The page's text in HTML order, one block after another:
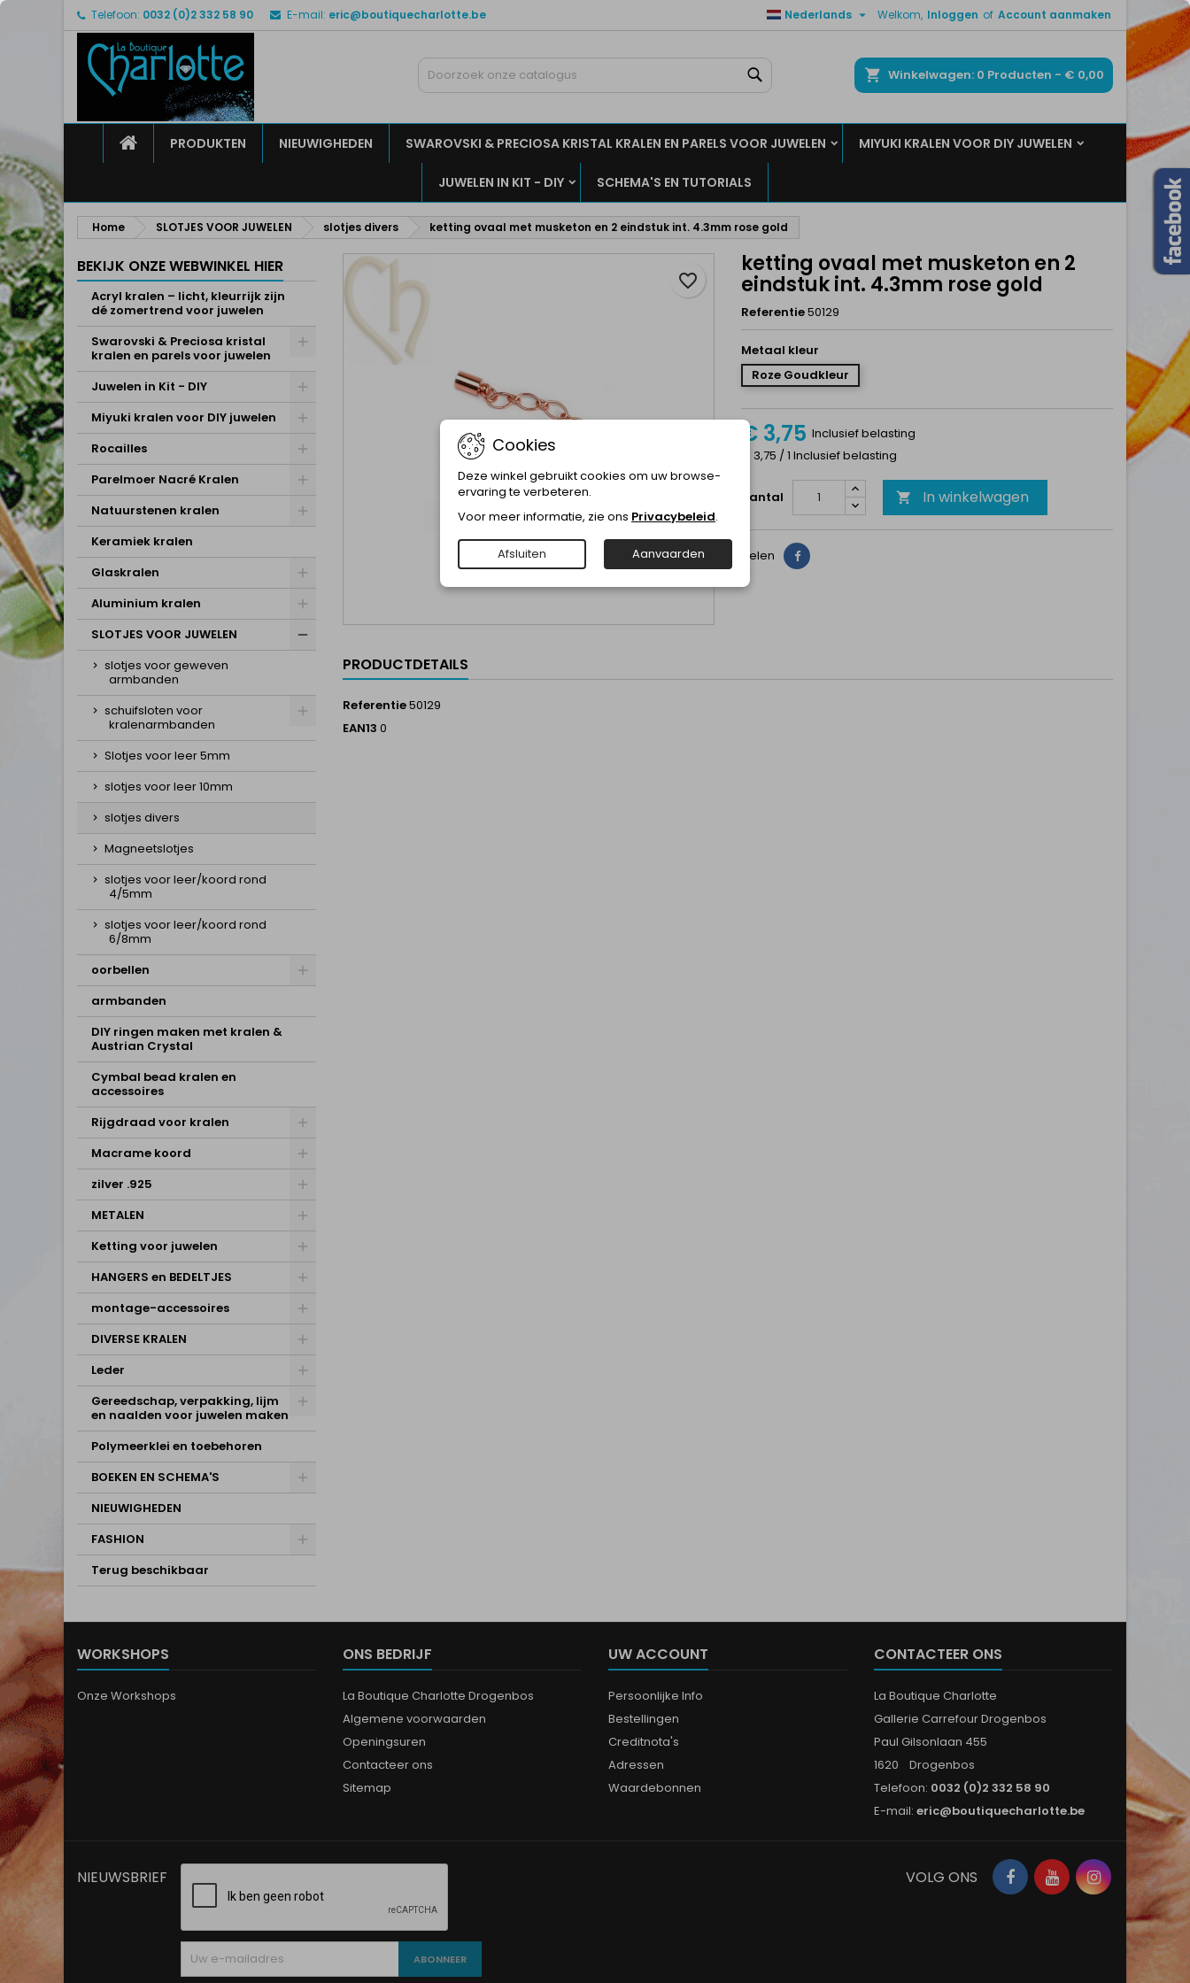
Telefoon: 0032 (0)2 332 58 90 E-mail: eric@boutiquecharlotte.be Welkom, Inloggen of Account aanmaken
Nederlands 
Winkelwagen 0 Producten - € 0,00
HOMEPRODUKTEN NIEUWIGHEDEN SWAROVSKI & PRECIOSA KRISTAL KRALEN EN PARELS VOOR JUWELEN MIYUKI KRALEN VOOR DIY JUWELEN
JUWELEN IN KIT - DIY SCHEMA'S EN TUTORIALS
Home SLOTJES VOOR JUWELEN slotjes divers ketting ovaal met musketon en 2 eindstuk int. 4.3mm rose gold
BEKIJK ONZE WEBWINKEL HIER
Acryl kralen – licht, kleurrijk zijn
dé zomertrend voor juwelen
Swarovski & Preciosa kristal
kralen en parels voor juwelen
Juwelen in Kit - DIY
Miyuki kralen voor DIY juwelen
Rocailles
Parelmoer Nacré Kralen
Natuurstenen kralen
Keramiek kralen
Glaskralen
Aluminium kralen
SLOTJES VOOR JUWELEN
slotjes voor geweven
armbanden
schuifsloten voor
kralenarmbanden
Slotjes voor leer 5mm
slotjes voor leer 10mm
slotjes divers
Magneetslotjes
slotjes voor leer/koord rond
4/5mm
slotjes voor leer/koord rond
6/8mm
oorbellen
armbanden
DIY ringen maken met kralen &
Austrian Crystal
Cymbal bead kralen en
accessoires
Rijgdraad voor kralen
Macrame koord
zilver .925
METALEN
Ketting voor juwelen
HANGERS en BEDELTJES
montage-accessoires
DIVERSE KRALEN
Leder
Gereedschap, verpakking, lijm
en naalden voor juwelen maken
Polymeerklei en toebehoren
BOEKEN EN SCHEMA'S
NIEUWIGHEDEN
FASHION
Terug beschikbaar
ketting ovaal met musketon en 2
eindstuk int. 4.3mm rose gold
Referentie50129
Metaal kleur
Roze Goudkleur
€ 3,75 Inclusief belasting
€ 3,75 / 1 Inclusief belasting
Aantal  In winkelwagen
favorite_border
Delen Delen
PRODUCTDETAILS
Referentie50129
EAN13 0
WORKSHOPS
Onze Workshops
ONS BEDRIJF
La Boutique Charlotte Drogenbos
Algemene voorwaarden
Openingsuren
Contacteer ons
Sitemap
UW ACCOUNT
Persoonlijke Info
Bestellingen
Creditnota's
Adressen
Waardebonnen
CONTACTEER ONS
La Boutique Charlotte
Gallerie Carrefour Drogenbos
Paul Gilsonlaan 455
1620 Drogenbos
Telefoon: 0032 (0)2 332 58 90
E-mail: eric@boutiquecharlotte.be
Mijn verlanglijsten
Maak een lijst
Maak een verlanglijst
Inloggen
U moet ingelogd zijn om producten in uw verlanglijst op te slaan.
Annuleren Inloggen
Cookies
Deze winkel gebruikt cookies om uw browse-
ervaring te verbeteren.
Voor meer informatie, zie ons Privacybeleid.
Afsluiten Aanvaarden
NIEUWSBRIEF FacebookYouTubeInstagram
VOLG ONS